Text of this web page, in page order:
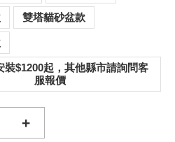
雙塔貓砂盆款
裝$1200起，其他縣市請詢問客
服報價
+